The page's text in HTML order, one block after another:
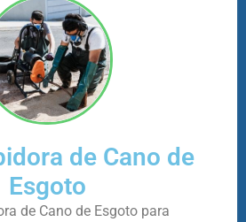
de Cano de
Esgoto
de Cano de Esgoto para